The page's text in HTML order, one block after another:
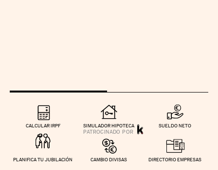
CALCULAR IRPF SIMULADOR HIPOTECA SUELDO NETO
PLANIFICA TU JUBILACIÓN CAMBIO DIVISAS DIRECTORIO EMPRESAS